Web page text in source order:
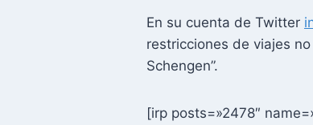
En su cuenta de Twitter
restricciones de viajes
Schengen”.
[irp posts=»2478″